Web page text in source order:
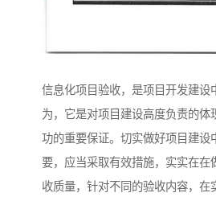
信息化项目验收，是项目开发建设
为，它是对项目建设高度负责的体
功的重要保证。切实做好项目建设
要，应当采取有效措施，实实在在
收质量，针对不同的验收内容，在